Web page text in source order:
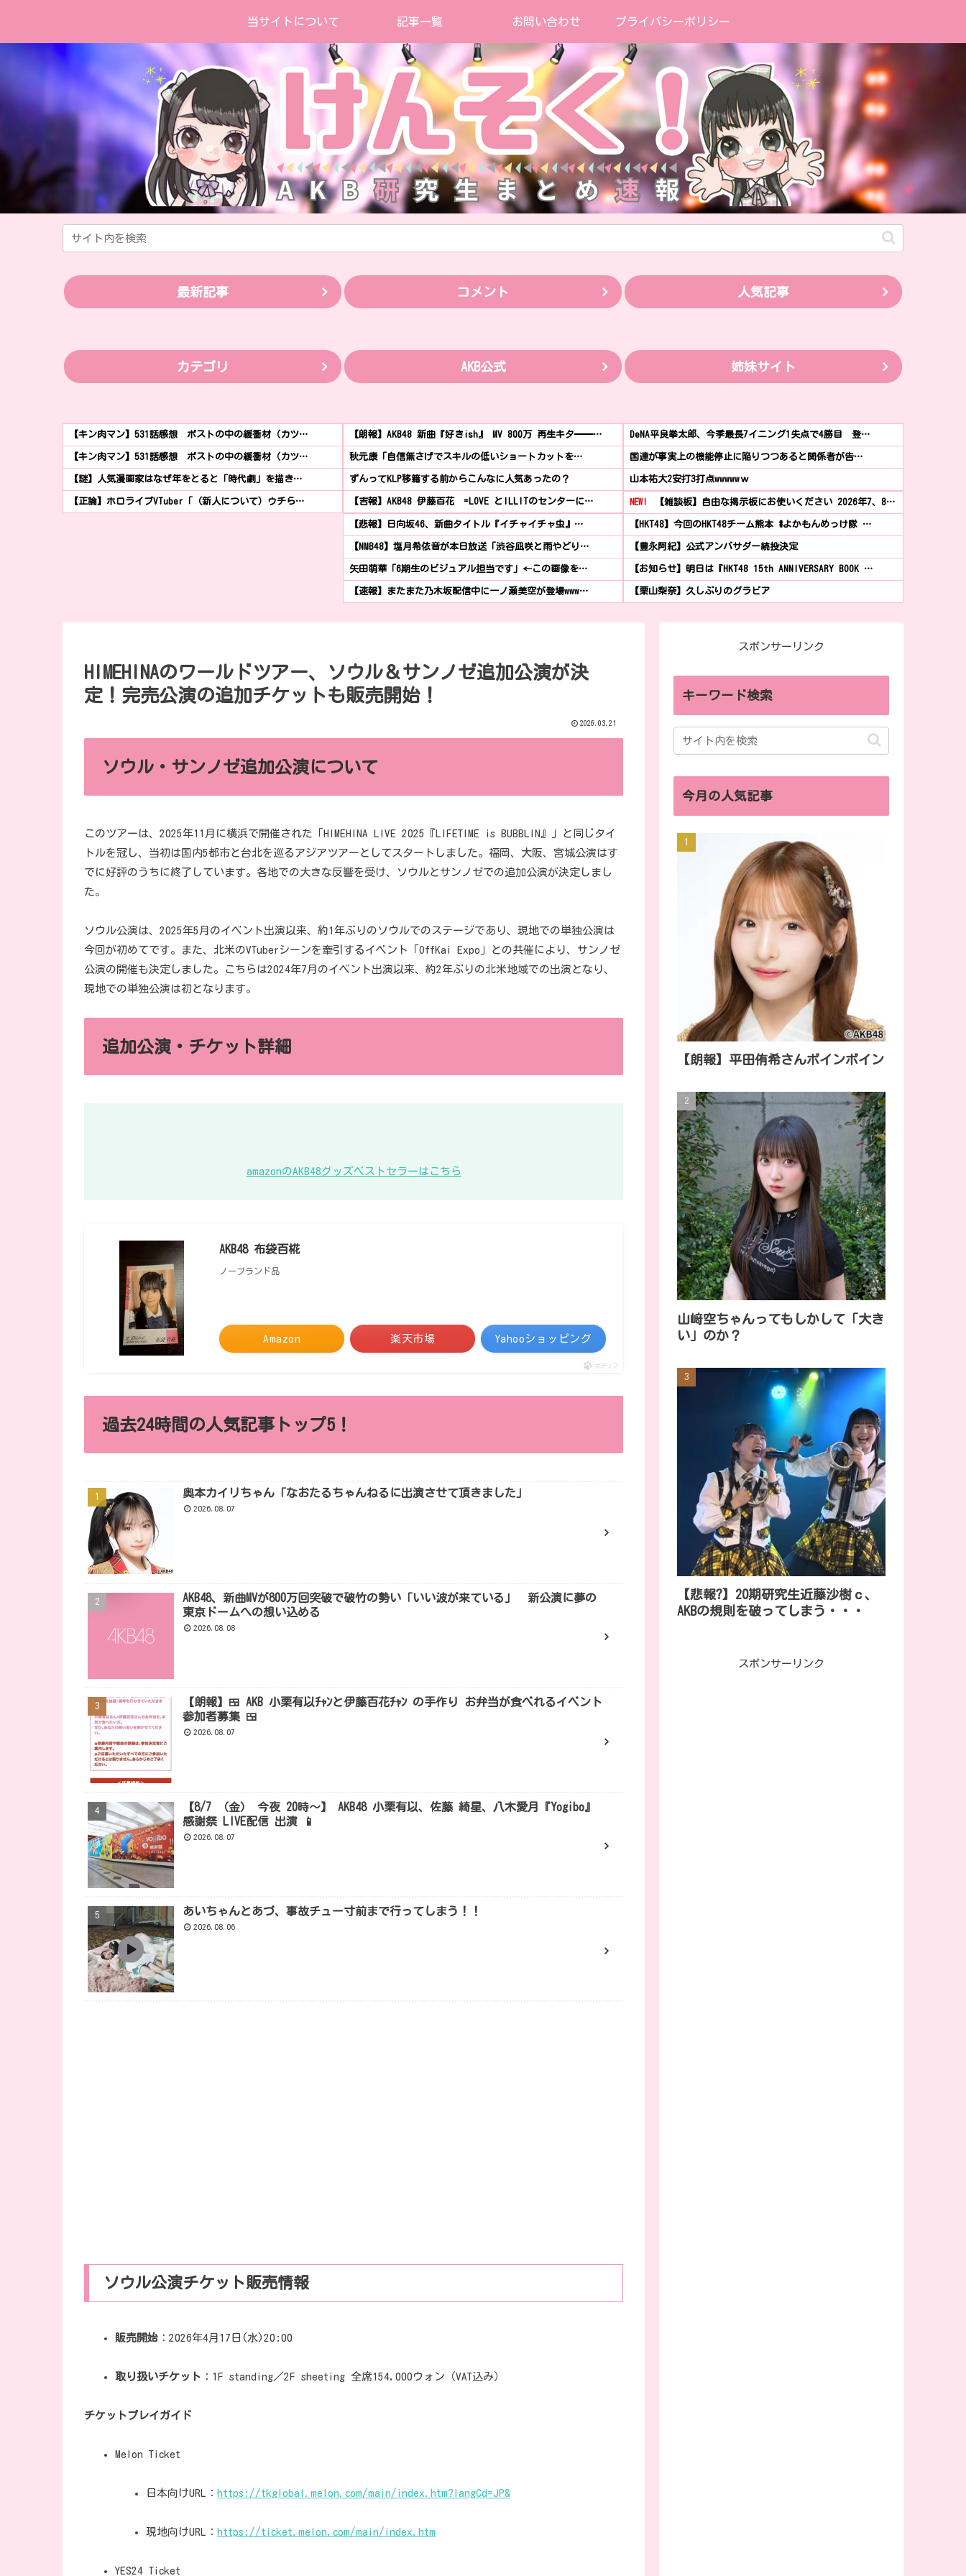
当サイトについて 記事一覧 お問い合わせ プライバシーポリシー
最新記事 コメント 人気記事
カテゴリ AKB公式 姉妹サイト
【キン肉マン】531話感想 ポストの中の緩衝材（カツ…
【キン肉マン】531話感想 ポストの中の緩衝材（カツ…
【謎】人気漫画家はなぜ年をとると「時代劇」を描き…
【正論】ホロライブVTuber「（新人について）ウチら…
【朗報】AKB48 新曲『好きish』 MV 800万 再生キタ━━…
秋元康「自信無さげでスキルの低いショートカットを…
ずんってKLP移籍する前からこんなに人気あったの？
【吉報】AKB48 伊藤百花 =LOVE とILLITのセンターに…
【悲報】日向坂46、新曲タイトル『イチャイチャ虫』…
【NMB48】塩月希依音が本日放送「渋谷凪咲と雨やどり…
矢田萌華「6期生のビジュアル担当です」←この画像を…
【速報】またまた乃木坂配信中に一ノ瀬美空が登場www…
DeNA平良拳太郎、今季最長7イニング1失点で4勝目 登…
国連が事実上の機能停止に陥りつつあると関係者が告…
山本祐大2安打3打点wwwwwｗ
NEW! 【雑談板】自由な掲示板にお使いください 2026年7、8…
【HKT48】今回のHKT48チーム熊本 #よかもんめっけ隊 …
【豊永阿紀】公式アンバサダー続投決定
【お知らせ】明日は『HKT48 15th ANNIVERSARY BOOK …
【栗山梨奈】久しぶりのグラビア
HIMEHINAのワールドツアー、ソウル＆サンノゼ追加公演が決
定！完売公演の追加チケットも販売開始！
2026.03.21
ソウル・サンノゼ追加公演について
このツアーは、2025年11月に横浜で開催された「HIMEHINA LIVE 2025『LIFETIME is BUBBLIN』」と同じタイ
トルを冠し、当初は国内5都市と台北を巡るアジアツアーとしてスタートしました。福岡、大阪、宮城公演はす
でに好評のうちに終了しています。各地での大きな反響を受け、ソウルとサンノゼでの追加公演が決定しまし
た。
ソウル公演は、2025年5月のイベント出演以来、約1年ぶりのソウルでのステージであり、現地での単独公演は
今回が初めてです。また、北米のVTuberシーンを牽引するイベント「OffKai Expo」との共催により、サンノゼ
公演の開催も決定しました。こちらは2024年7月のイベント出演以来、約2年ぶりの北米地域での出演となり、
現地での単独公演は初となります。
追加公演・チケット詳細
amazonのAKB48グッズベストセラーはこちら
AKB48 布袋百椛
ノーブランド品
Amazon 楽天市場 Yahooショッピング
ポチップ
過去24時間の人気記事トップ5！
奥本カイリちゃん「なおたるちゃんねるに出演させて頂きました」
2026.08.07
AKB48、新曲MVが800万回突破で破竹の勢い「いい波が来ている」 新公演に夢の
東京ドームへの想い込める
2026.08.08
【朗報】🍱 AKB 小栗有以ﾁｬﾝと伊藤百花ﾁｬﾝ の手作り お弁当が食べれるイベント
参加者募集 🍱
2026.08.07
【8/7 （金） 今夜 20時～】 AKB48 小栗有以、佐藤 綺星、八木愛月『Yogibo』
感謝祭 LIVE配信 出演 📱
2026.08.07
あいちゃんとあづ、事故チュー寸前まで行ってしまう！！
2026.08.06
ソウル公演チケット販売情報
販売開始 ：2026年4月17日(水)20:00
取り扱いチケット ：1F standing／2F sheeting 全席154,000ウォン（VAT込み）
チケットプレイガイド
Melon Ticket
日本向けURL： https://tkglobal.melon.com/main/index.htm?langCd=JP&
現地向けURL： https://ticket.melon.com/main/index.htm
YES24 Ticket
スポンサーリンク
キーワード検索
今月の人気記事
【朗報】平田侑希さんボインボイン
山﨑空ちゃんってもしかして「大き
い」のか？
【悲報?】20期研究生近藤沙樹ｃ、
AKBの規則を破ってしまう・・・
スポンサーリンク